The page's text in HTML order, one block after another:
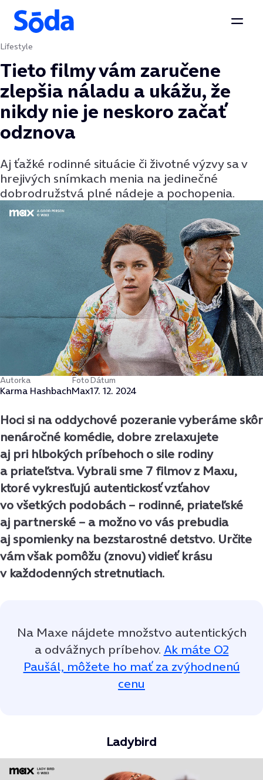
Preskočiť na obsah
Lifestyle
Tieto filmy vám zaručene
zlepšia náladu a ukážu, že
nikdy nie je neskoro začať
odznova
Aj ťažké rodinné situácie či životné výzvy sa v
hrejivých snímkach menia na jedinečné
dobrodružstvá plné nádeje a pochopenia.
Autorka
Karma Hashbach
Foto
Max
Dátum
17. 12. 2024
Hoci si na oddychové pozeranie vyberáme skôr
nenáročné komédie, dobre zrelaxujete
aj pri hlbokých príbehoch o sile rodiny
a priateľstva. Vybrali sme 7 filmov z Maxu,
ktoré vykresľujú autentickosť vzťahov
vo všetkých podobách – rodinné, priateľské
aj partnerské – a možno vo vás prebudia
aj spomienky na bezstarostné detstvo. Určite
vám však pomôžu (znovu) vidieť krásu
v každodenných stretnutiach.
Na Maxe nájdete množstvo autentických
a odvážnych príbehov. Ak máte O2
Paušál, môžete ho mať za zvýhodnenú
cenu
Ladybird